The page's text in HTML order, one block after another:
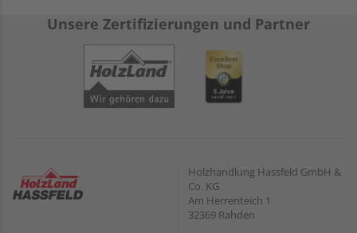
Unsere Zertifizierungen und Partner
Holzhandlung Hassfeld GmbH &
Co. KG
Am Herrenteich 1
32369 Rahden